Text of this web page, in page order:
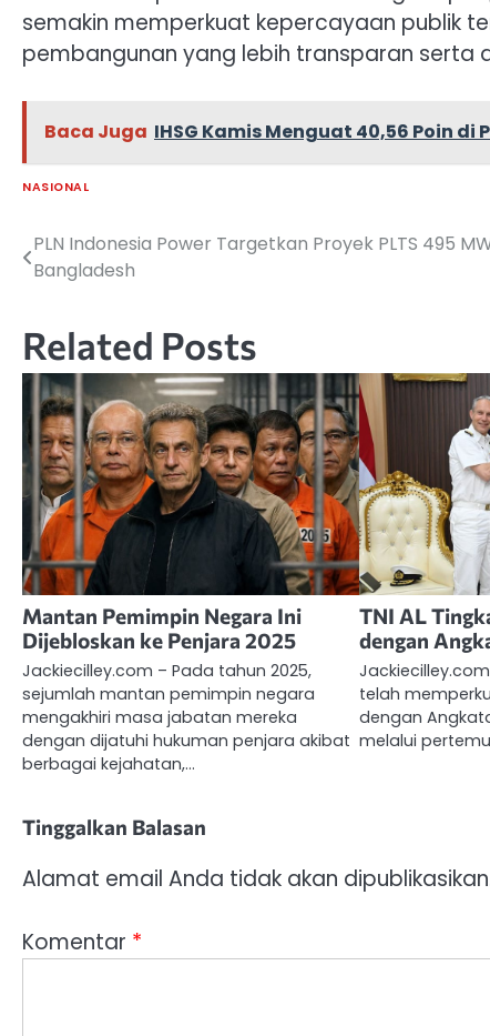
semakin memperkuat kepercayaan publik
pembangunan yang lebih transparan serta
Baca Juga IHSG Kamis Menguat 40,56 Poin di
NASIONAL
Navigasi
PLN Indonesia Power Targetkan Proyek PLTS 495
Bangladesh
Related Posts
Mantan Pemimpin Negara Ini
Dijebloskan ke Penjara 2025
Jackiecilley.com – Pada tahun 2025,
sejumlah mantan pemimpin negara
mengakhiri masa jabatan mereka
dengan dijatuhi hukuman penjara akibat
berbagai kejahatan,…
TNI AL
dengan
telah
dengan
melalui
Tinggalkan Balasan
Alamat email Anda tidak akan
Komentar *